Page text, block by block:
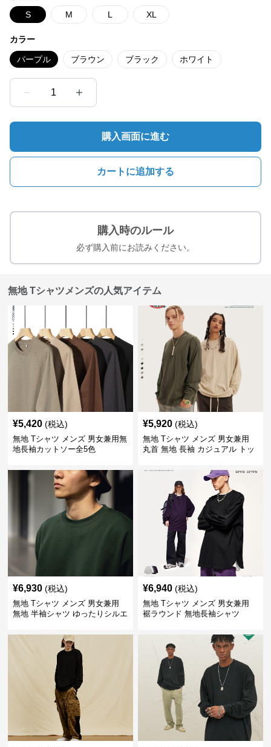
S M L XL
カラー
パープル ブラウン ブラック ホワイト
1
購入画面に進む
カートに追加する
購入時のルール
必ず購入前にお読みください。
無地 Tシャツメンズの人気アイテム
¥5,420 (税込)
無地 Tシャツ メンズ 男女兼用無
地長袖カットソー全5色
¥5,920 (税込)
無地 Tシャツ メンズ 男女兼用
丸首 無地 長袖 カジュアル トッ
¥6,930 (税込)
無地 Tシャツ メンズ 男女兼用
無地 半袖シャツ ゆったりシルエ
¥6,940 (税込)
無地 Tシャツ メンズ 男女兼用
裾ラウンド 無地長袖シャツ